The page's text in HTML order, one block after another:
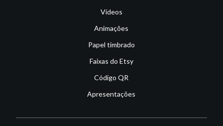
Vídeos
Animações
Papel timbrado
Faixas do Etsy
Código QR
Apresentações